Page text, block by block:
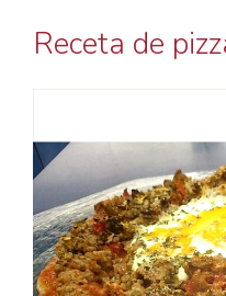
Receta de